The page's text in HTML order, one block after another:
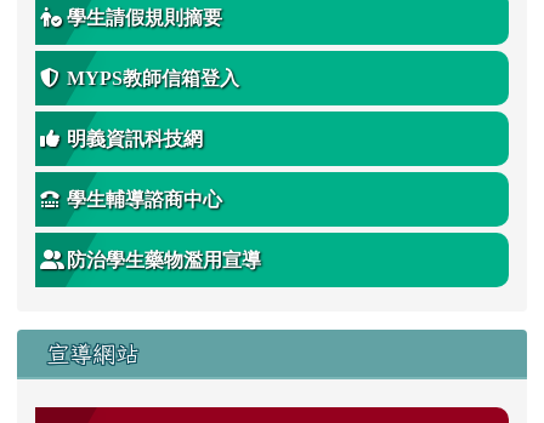
學生請假規則摘要
MYPS教師信箱登入
明義資訊科技網
學生輔導諮商中心
防治學生藥物濫用宣導
宣導網站